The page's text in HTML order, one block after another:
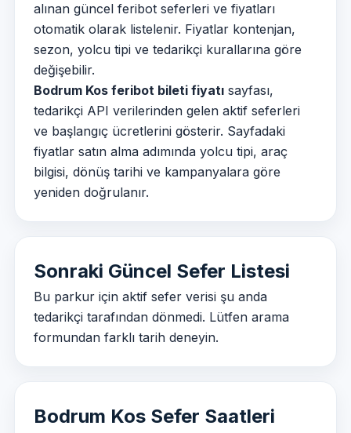
alınan güncel feribot seferleri ve fiyatları
otomatik olarak listelenir. Fiyatlar kontenjan,
sezon, yolcu tipi ve tedarikçi kurallarına göre
değişebilir.
Bodrum Kos feribot bileti fiyatı sayfası,
tedarikçi API verilerinden gelen aktif seferleri
ve başlangıç ücretlerini gösterir. Sayfadaki
fiyatlar satın alma adımında yolcu tipi, araç
bilgisi, dönüş tarihi ve kampanyalara göre
yeniden doğrulanır.
Sonraki Güncel Sefer Listesi
Bu parkur için aktif sefer verisi şu anda
tedarikçi tarafından dönmedi. Lütfen arama
formundan farklı tarih deneyin.
Bodrum Kos Sefer Saatleri